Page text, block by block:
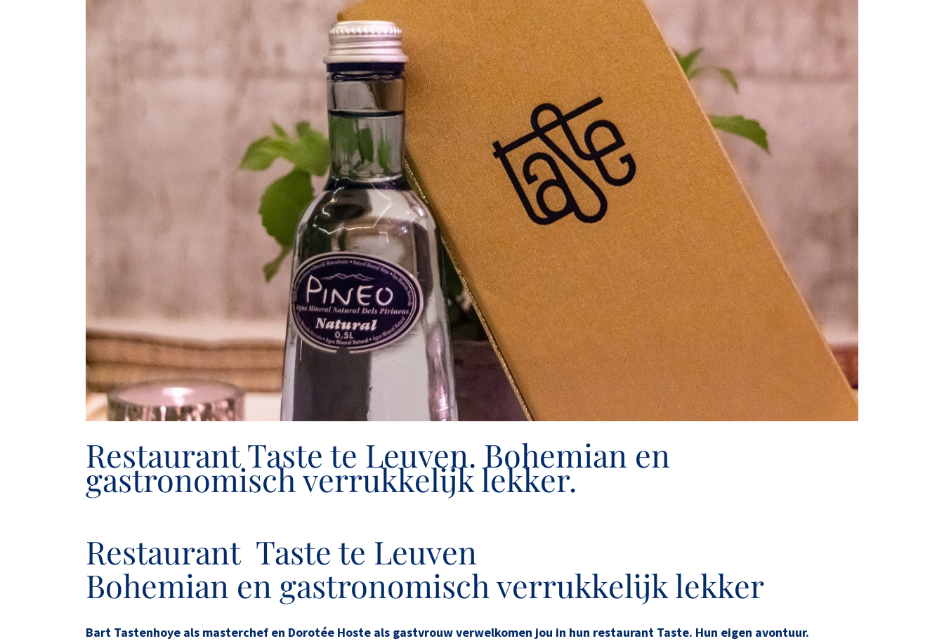
Restaurant Taste te Leuven. Bohemian en
gastronomisch verrukkelijk lekker.
Restaurant Taste te Leuven
Bohemian en gastronomisch verrukkelijk lekker
Bart Tastenhoye als masterchef en Dorotée Hoste als gastvrouw verwelkomen jou in hun restaurant Taste. Hun eigen avontuur.